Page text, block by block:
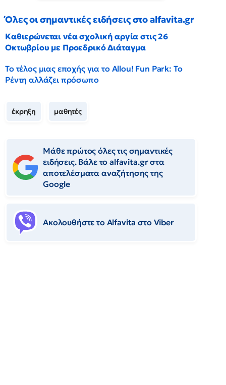
Όλες οι σημαντικές ειδήσεις στο alfavita.gr
Καθιερώνεται νέα σχολική αργία στις 26
Οκτωβρίου με Προεδρικό Διάταγμα
Το τέλος μιας εποχής για το Allou! Fun Park: Το
Ρέντη αλλάζει πρόσωπο
έκρηξη μαθητές
Μάθε πρώτος όλες τις σημαντικές
ειδήσεις. Βάλε το alfavita.gr στα
αποτελέσματα αναζήτησης της
Google
Ακολουθήστε το Αlfavita στο Viber